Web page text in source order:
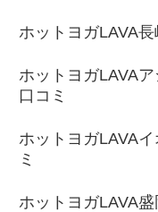
ホットヨガLAVA
ホットヨガLAVA
口コミ
ホットヨガLAVA
ミ
ホットヨガLAVA